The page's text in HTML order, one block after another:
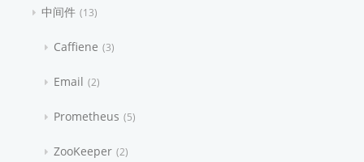
中间件 13
Caffiene 3
Email 2
Prometheus 5
ZooKeeper 2